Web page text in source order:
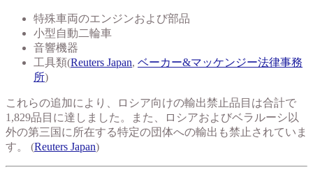
特殊車両のエンジンおよび部品
小型自動二輪車
音響機器
工具類(Reuters Japan, ベーカー&マッケンジー法律事務
所)
これらの追加により、ロシア向けの輸出禁止品目は合計で
1,829品目に達しました。また、ロシアおよびベラルーシ以
外の第三国に所在する特定の団体への輸出も禁止されていま
す。 (Reuters Japan)